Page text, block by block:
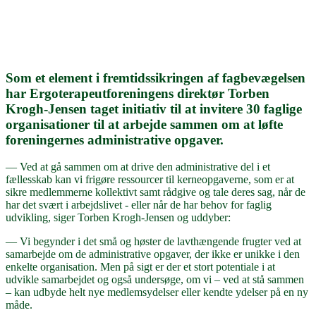
Som et element i fremtidssikringen af fagbevægelsen
har Ergoterapeutforeningens direktør Torben
Krogh-Jensen taget initiativ til at invitere 30 faglige
organisationer til at arbejde sammen om at løfte
foreningernes administrative opgaver.
— Ved at gå sammen om at drive den administrative del i et
fællesskab kan vi frigøre ressourcer til kerneopgaverne, som er at
sikre medlemmerne kollektivt samt rådgive og tale deres sag, når de
har det svært i arbejdslivet - eller når de har behov for faglig
udvikling, siger Torben Krogh-Jensen og uddyber:
— Vi begynder i det små og høster de lavthængende frugter ved at
samarbejde om de administrative opgaver, der ikke er unikke i den
enkelte organisation. Men på sigt er der et stort potentiale i at
udvikle samarbejdet og også undersøge, om vi – ved at stå sammen
– kan udbyde helt nye medlemsydelser eller kendte ydelser på en ny
måde.